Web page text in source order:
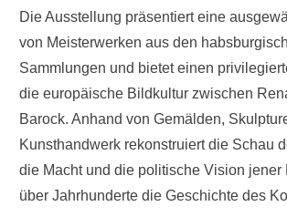
Die Ausstellung präsentiert eine
von Meisterwerken aus den
Sammlungen und bietet einen
die europäische Bildkultur zwischen
Barock. Anhand von Gemälden,
Kunsthandwerk rekonstruiert die Schau
die Macht und die politische Vision jener
über Jahrhunderte die Geschichte des